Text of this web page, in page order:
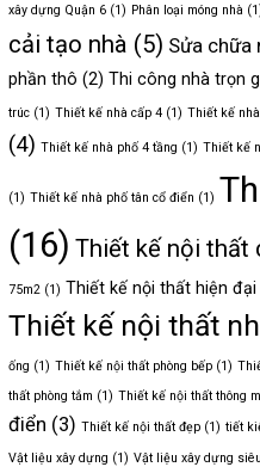
6
tín
xây dựng Quận 6 (1) Phân loại móng nhà
cải tạo nhà (5) Sửa chữa
phần thô (2) Thi công nhà trọn
trúc (1) Thiết kế nhà cấp 4 (1) Thiết kế
(4) Thiết kế nhà phố 4 tầng (1) Thiết kế
(1) Thiết kế nhà phố tân cổ điển (1)
(16) Thiết kế nội thất
75m2 (1) Thiết kế nội thất hiện đại
Thiết kế nội thất
ống (1) Thiết kế nội thất phòng bếp (1)
thất phòng tắm (1) Thiết kế nội thất thông
điển (3) Thiết kế nội thất đẹp (1) tiết
Vật liệu xây dựng (1) Vật liệu xây dựng